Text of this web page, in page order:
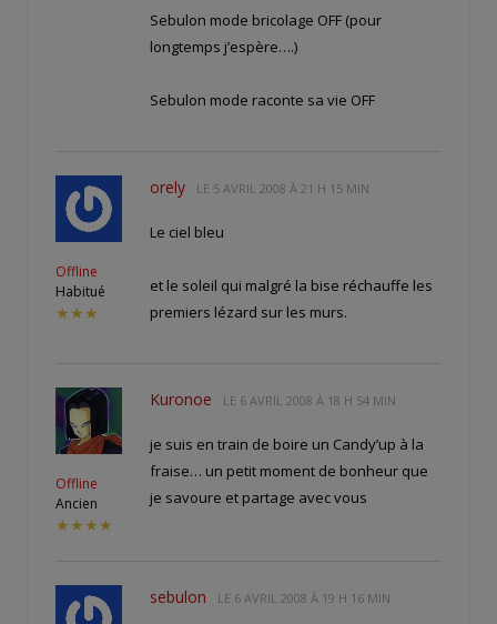
Sebulon mode bricolage OFF (pour
longtemps j’espère….)
Sebulon mode raconte sa vie OFF
Offline
Habitué
★★★
orely LE 5 AVRIL 2008 À 21 H 15 MIN
Le ciel bleu
et le soleil qui malgré la bise réchauffe les
premiers lézard sur les murs.
Offline
Ancien
★★★★
Kuronoe LE 6 AVRIL 2008 À 18 H 54 MIN
je suis en train de boire un Candy’up à la
fraise… un petit moment de bonheur que
je savoure et partage avec vous
sebulon LE 6 AVRIL 2008 À 19 H 16 MIN